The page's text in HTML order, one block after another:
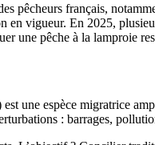
français,
vigueur. En 2025,
une pêche à la lamproie
est une espèce migratrice
: barrages,